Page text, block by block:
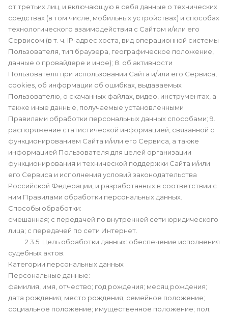
от третьих лиц, и включающую в себя данные о технических
средствах (в том числе, мобильных устройствах) и способах
технологического взаимодействия с Сайтом и/или его
Сервисом (в т. ч. IP-адрес хоста, вид операционной системы
Пользователя, тип браузера, географическое положение,
данные о провайдере и иное); 8. об активности
Пользователя при использовании Сайта и/или его Сервиса,
cookies, об информации об ошибках, выдаваемых
Пользователю, о скачанных файлах, видео, инструментах, а
также иные данные, получаемые установленными
Правилами обработки персональных данных способами; 9.
распоряжение статистической информацией, связанной с
функционированием Сайта и/или его Сервиса, а также
информацией Пользователя для целей организации
функционирования и технической поддержки Сайта и/или
его Сервиса и исполнения условий законодательства
Российской Федерации, и разработанных в соответствии с
ним Правилами обработки персональных данных.
Способы обработки:
смешанная; с передачей по внутренней сети юридического
лица; с передачей по сети Интернет.
2.3.5. Цель обработки данных: обеспечение исполнения
судебных актов.
Категории персональных данных
Персональные данные:
фамилия, имя, отчество; год рождения; месяц рождения;
дата рождения; место рождения; семейное положение;
социальное положение; имущественное положение; пол;